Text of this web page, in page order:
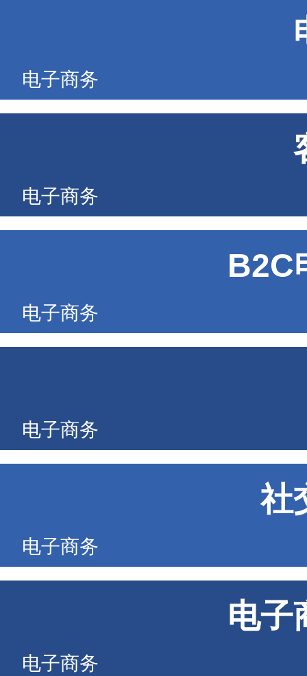
电子商务
电子商务
B2C
电子商务
电子商务
社
电子商务
电子
电子商务